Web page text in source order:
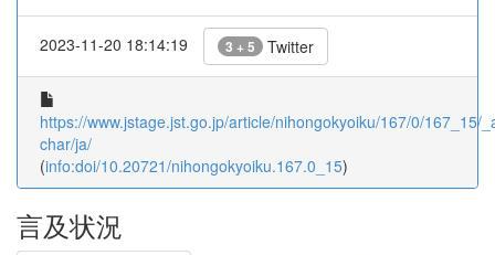
2023-11-20 18:14:19 3 + 5 Twitter
https://www.jstage.jst.go.jp/article/nihongokyoiku/167/0/167_15/
char/ja/
(info:doi/10.20721/nihongokyoiku.167.0_15)
言及状況